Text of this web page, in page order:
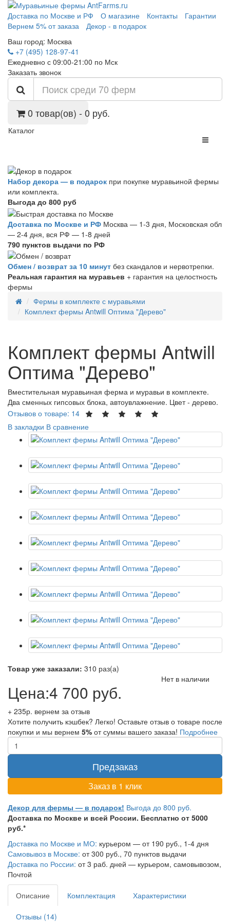
Доставка по Москве и РФ О магазине Контакты
Гарантии
Вернем 5% от заказа
Декор - в подарок
Ваш город: Москва
+7 (495) 128-97-41
Ежедневно с 09:00-21:00 по Мск
Заказать звонок
0 товар(ов) - 0 руб.
Каталог
Набор декора — в подарок при покупке муравьиной фермы
или комплекта.
Выгода до 800 руб
Доставка по Москве и РФ Москва — 1-3 дня, Московская обл
— 2-4 дня, вся РФ — 1-8 дней
790 пунктов выдачи по РФ
Обмен / возврат за 10 минут без скандалов и нервотрепки.
Реальная гарантия на муравьев + гарантия на целостность
фермы
Фермы в комплекте с муравьями
Комплект фермы Antwill Оптима "Дерево"
Комплект фермы Antwill
Оптима "Дерево"
Вместительная муравьиная ферма и муравьи в комплекте.
Два сменных гипсовых блока, автоувлажнение. Цвет - дерево.
Отзывов о товаре: 14
В закладки В сравнение
Товар уже заказали: 310 раз(а)
Цена:4 700 руб.
Нет в наличии
+ 235р. вернем за отзыв
Хотите получить кэшбек? Легко! Оставьте отзыв о товаре после
покупки и мы вернем 5% от суммы вашего заказа! Подробнее
Предзаказ
Заказ в 1 клик
Декор для фермы — в подарок! Выгода до 800 руб.
Доставка по Москве и всей России. Бесплатно от 5000
руб.*
Доставка по Москве и МО: курьером — от 190 руб., 1-4 дня
Самовывоз в Москве: от 300 руб., 70 пунктов выдачи
Доставка по России: от 3 раб. дней — курьером, самовывозом,
Почтой
Описание Комплектация Характеристики
Отзывы (14)